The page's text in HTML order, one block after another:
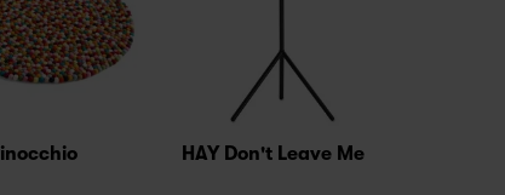
HAY Don't Leave Me